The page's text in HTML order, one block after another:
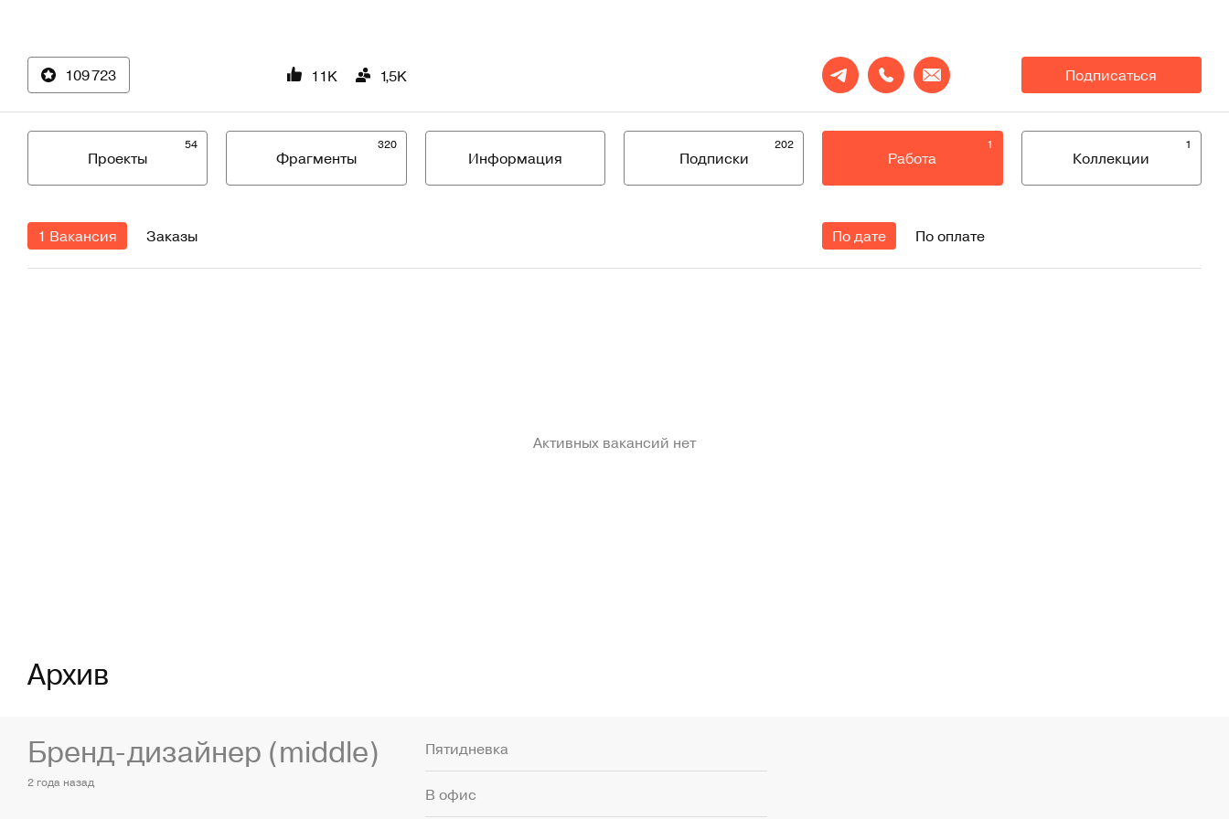
109 723 11K 1,5K Подписаться
54
Проекты
320
Фрагменты Информация
202
Подписки
1
Работа
1
Коллекции
1 Вакансия Заказы По дате По оплате
Активных вакансий нет
Архив
Бренд-дизайнер (middle)
2 года назад
Пятидневка
В офис